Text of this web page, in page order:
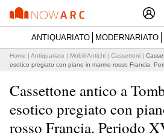
ANTIQUARIATO MODERNARIATO
Home | Antiquariato | Mobili Antichi | Cassettoni |
esotico pregiato con piano in marmo rosso Francia.
Cassettone antico a
esotico pregiato con
rosso Francia. Periodo